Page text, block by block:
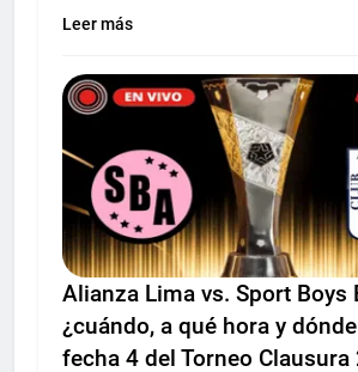
Leer más
Alianza Lima vs. Sport Boys
¿cuándo, a qué hora y
fecha 4 del Torneo Clausura